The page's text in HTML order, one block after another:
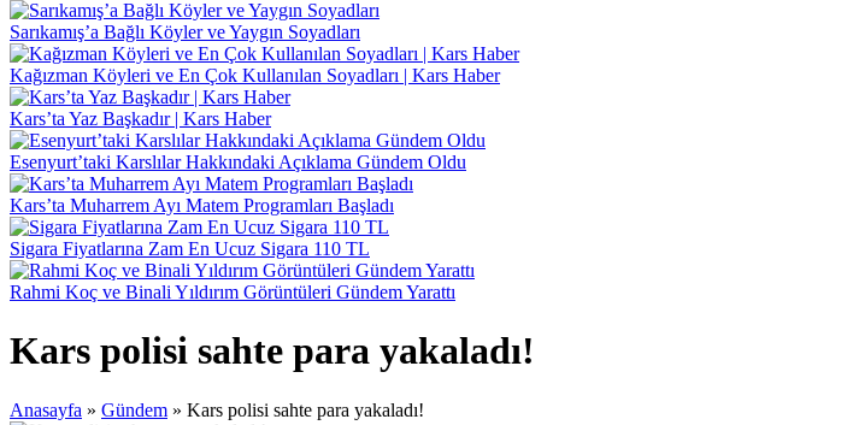
Sarıkamış’a Bağlı Köyler ve Yaygın Soyadları
Kağızman Köyleri ve En Çok Kullanılan Soyadları | Kars Haber
Kars’ta Yaz Başkadır | Kars Haber
Esenyurt’taki Karslılar Hakkındaki Açıklama Gündem Oldu
Kars’ta Muharrem Ayı Matem Programları Başladı
Sigara Fiyatlarına Zam En Ucuz Sigara 110 TL
Rahmi Koç ve Binali Yıldırım Görüntüleri Gündem Yarattı
Kars polisi sahte para yakaladı!
Anasayfa » Gündem » Kars polisi sahte para yakaladı!